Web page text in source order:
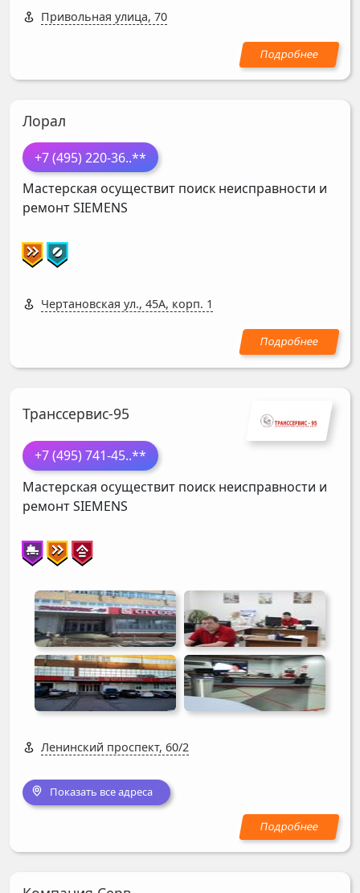
Привольная улица, 70
Лорал
+7 (495) 220-36..**
Мастерская осуществит поиск неисправности и
ремонтSIEMENS
Чертановская ул., 45А, корп. 1
Транссервис-95
+7 (495) 741-45..**
Мастерская осуществит поиск неисправности и
ремонтSIEMENS
Ленинский проспект, 60/2
Показать все адреса